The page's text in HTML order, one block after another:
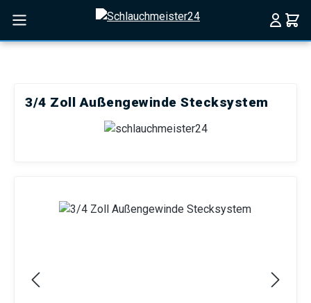
Zum Hauptinhalt springen
3/4 Zoll Außengewinde Stecksystem
Bildergalerie überspringen